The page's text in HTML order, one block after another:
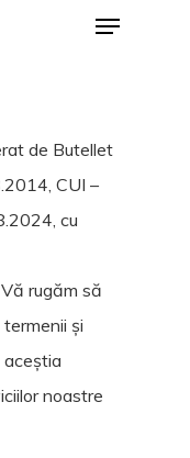
Menu
de Butellet
CUI –
cu
rugăm să
și
aceștia
noastre